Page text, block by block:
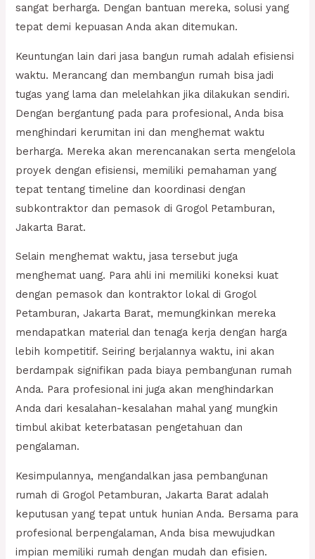
sangat berharga. Dengan bantuan mereka, solusi yang
tepat demi kepuasan Anda akan ditemukan.
Keuntungan lain dari jasa bangun rumah adalah efisiensi
waktu. Merancang dan membangun rumah bisa jadi
tugas yang lama dan melelahkan jika dilakukan sendiri.
Dengan bergantung pada para profesional, Anda bisa
menghindari kerumitan ini dan menghemat waktu
berharga. Mereka akan merencanakan serta mengelola
proyek dengan efisiensi, memiliki pemahaman yang
tepat tentang timeline dan koordinasi dengan
subkontraktor dan pemasok di Grogol Petamburan,
Jakarta Barat.
Selain menghemat waktu, jasa tersebut juga
menghemat uang. Para ahli ini memiliki koneksi kuat
dengan pemasok dan kontraktor lokal di Grogol
Petamburan, Jakarta Barat, memungkinkan mereka
mendapatkan material dan tenaga kerja dengan harga
lebih kompetitif. Seiring berjalannya waktu, ini akan
berdampak signifikan pada biaya pembangunan rumah
Anda. Para profesional ini juga akan menghindarkan
Anda dari kesalahan-kesalahan mahal yang mungkin
timbul akibat keterbatasan pengetahuan dan
pengalaman.
Kesimpulannya, mengandalkan jasa pembangunan
rumah di Grogol Petamburan, Jakarta Barat adalah
keputusan yang tepat untuk hunian Anda. Bersama para
profesional berpengalaman, Anda bisa mewujudkan
impian memiliki rumah dengan mudah dan efisien.